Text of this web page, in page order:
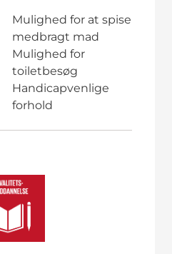
Mulighed for at spise
medbragt mad
Mulighed for
toiletbesøg
Handicapvenlige
forhold